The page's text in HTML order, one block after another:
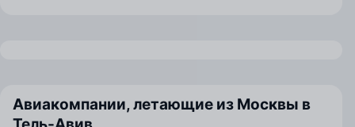
Авиакомпании, летающие из Москвы в